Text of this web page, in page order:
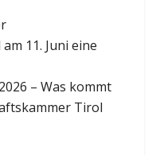
11. Juni eine
– Was kommt
Tirol